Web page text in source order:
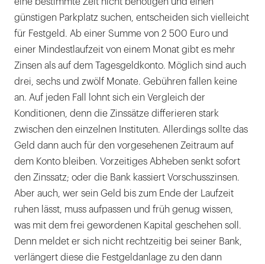
günstigen Parkplatz suchen, entscheiden sich vielleicht
für Festgeld. Ab einer Summe von 2 500 Euro und
einer Mindestlaufzeit von einem Monat gibt es mehr
Zinsen als auf dem Tagesgeldkonto. Möglich sind auch
drei, sechs und zwölf Monate. Gebühren fallen keine
an. Auf jeden Fall lohnt sich ein Vergleich der
Konditionen, denn die Zinssätze differieren stark
zwischen den einzelnen Instituten. Allerdings sollte das
Geld dann auch für den vorgesehenen Zeitraum auf
dem Konto bleiben. Vorzeitiges Abheben senkt sofort
den Zinssatz; oder die Bank kassiert Vorschusszinsen.
Aber auch, wer sein Geld bis zum Ende der Laufzeit
ruhen lässt, muss aufpassen und früh genug wissen,
was mit dem frei gewordenen Kapital geschehen soll.
Denn meldet er sich nicht rechtzeitig bei seiner Bank,
verlängert diese die Festgeldanlage zu den dann